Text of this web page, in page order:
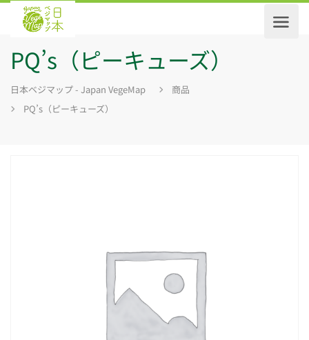
PQ’s（ピーキューズ）
日本ベジマップ - Japan VegeMap
商品
PQ’s（ピーキューズ）